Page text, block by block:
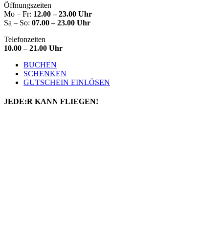
Öffnungszeiten
Mo – Fr: 12.00 – 23.00 Uhr
Sa – So: 07.00 – 23.00 Uhr
Telefonzeiten
10.00 – 21.00 Uhr
BUCHEN
SCHENKEN
GUTSCHEIN EINLÖSEN
JEDE:R KANN FLIEGEN!